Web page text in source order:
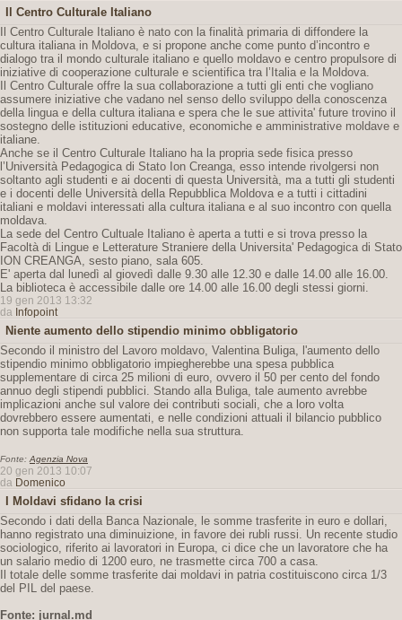
Il Centro Culturale Italiano
Il Centro Culturale Italiano è nato con la finalità primaria di diffondere la
cultura italiana in Moldova, e si propone anche come punto d’incontro e
dialogo tra il mondo culturale italiano e quello moldavo e centro propulsore di
iniziative di cooperazione culturale e scientifica tra l’Italia e la Moldova.
Il Centro Culturale offre la sua collaborazione a tutti gli enti che vogliano
assumere iniziative che vadano nel senso dello sviluppo della conoscenza
della lingua e della cultura italiana e spera che le sue attivita' future trovino il
sostegno delle istituzioni educative, economiche e amministrative moldave e
italiane.
Anche se il Centro Culturale Italiano ha la propria sede fisica presso
l’Università Pedagogica di Stato Ion Creanga, esso intende rivolgersi non
soltanto agli studenti e ai docenti di questa Università, ma a tutti gli studenti
e i docenti delle Università della Repubblica Moldova e a tutti i cittadini
italiani e moldavi interessati alla cultura italiana e al suo incontro con quella
moldava.
La sede del Centro Cultuale Italiano è aperta a tutti e si trova presso la
Facoltà di Lingue e Letterature Straniere della Universita' Pedagogica di Stato
ION CREANGA, sesto piano, sala 605.
E' aperta dal lunedì al giovedì dalle 9.30 alle 12.30 e dalle 14.00 alle 16.00.
La biblioteca è accessibile dalle ore 14.00 alle 16.00 degli stessi giorni.
19 gen 2013 13:32
da Infopoint
Niente aumento dello stipendio minimo obbligatorio
Secondo il ministro del Lavoro moldavo, Valentina Buliga, l'aumento dello
stipendio minimo obbligatorio impiegherebbe una spesa pubblica
supplementare di circa 25 milioni di euro, ovvero il 50 per cento del fondo
annuo degli stipendi pubblici. Stando alla Buliga, tale aumento avrebbe
implicazioni anche sul valore dei contributi sociali, che a loro volta
dovrebbero essere aumentati, e nelle condizioni attuali il bilancio pubblico
non supporta tale modifiche nella sua struttura.
Fonte: Agenzia Nova
20 gen 2013 10:07
da Domenico
I Moldavi sfidano la crisi
Secondo i dati della Banca Nazionale, le somme trasferite in euro e dollari,
hanno registrato una diminuizione, in favore dei rubli russi. Un recente studio
sociologico, riferito ai lavoratori in Europa, ci dice che un lavoratore che ha
un salario medio di 1200 euro, ne trasmette circa 700 a casa.
Il totale delle somme trasferite dai moldavi in patria costituiscono circa 1/3
del PIL del paese.
Fonte: jurnal.md